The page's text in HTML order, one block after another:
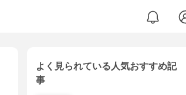
よく見られている人気おすすめ記
事